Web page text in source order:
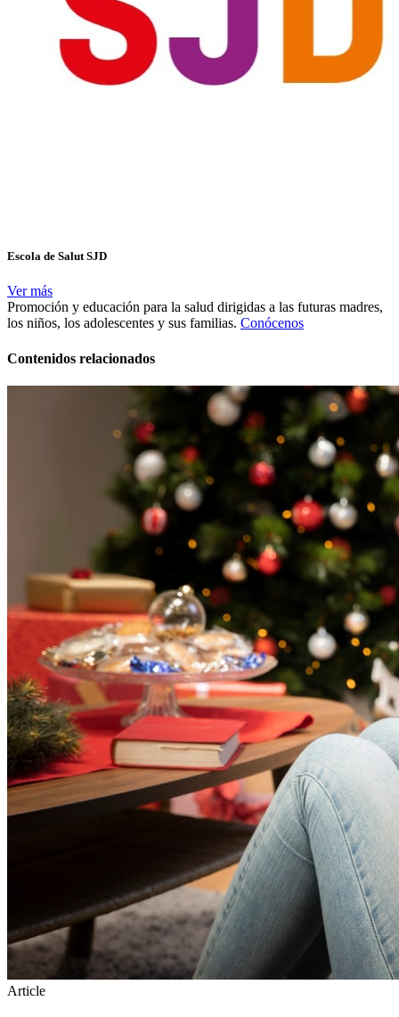
Escola de Salut SJD
Ver más
Promoción y educación para la salud dirigidas a las futuras madres,
los niños, los adolescentes y sus familias. Conócenos
Contenidos relacionados
Article